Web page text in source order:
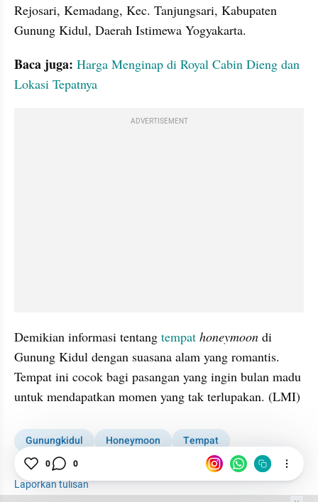
Rejosari, Kemadang, Kec. Tanjungsari, Kabupaten
Gunung Kidul, Daerah Istimewa Yogyakarta.
Baca juga: Harga Menginap di Royal Cabin Dieng dan
Lokasi Tepatnya
ADVERTISEMENT
Demikian informasi tentang tempat honeymoon di
Gunung Kidul dengan suasana alam yang romantis.
Tempat ini cocok bagi pasangan yang ingin bulan madu
untuk mendapatkan momen yang tak terlupakan. (LMI)
Gunungkidul Honeymoon
Tempat
seo suggest
Laporkan tulisan
0 0